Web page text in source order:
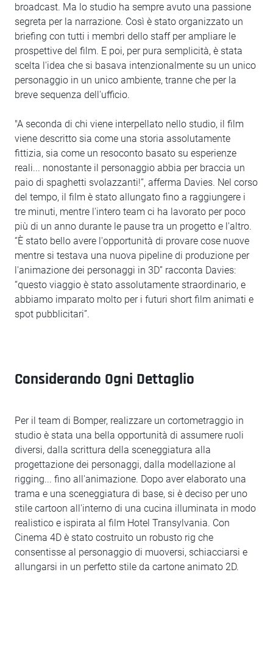
broadcast. Ma lo studio ha sempre avuto una passione
segreta per la narrazione. Così è stato organizzato un
briefing con tutti i membri dello staff per ampliare le
prospettive del film. E poi, per pura semplicità, è stata
scelta l'idea che si basava intenzionalmente su un unico
personaggio in un unico ambiente, tranne che per la
breve sequenza dell'ufficio.
"A seconda di chi viene interpellato nello studio, il film
viene descritto sia come una storia assolutamente
fittizia, sia come un resoconto basato su esperienze
reali... nonostante il personaggio abbia per braccia un
paio di spaghetti svolazzanti!”, afferma Davies. Nel corso
del tempo, il film è stato allungato fino a raggiungere i
tre minuti, mentre l'intero team ci ha lavorato per poco
più di un anno durante le pause tra un progetto e l'altro.
“È stato bello avere l'opportunità di provare cose nuove
mentre si testava una nuova pipeline di produzione per
l'animazione dei personaggi in 3D” racconta Davies:
“questo viaggio è stato assolutamente straordinario, e
abbiamo imparato molto per i futuri short film animati e
spot pubblicitari”.
Considerando Ogni Dettaglio
Per il team di Bomper, realizzare un cortometraggio in
studio è stata una bella opportunità di assumere ruoli
diversi, dalla scrittura della sceneggiatura alla
progettazione dei personaggi, dalla modellazione al
rigging... fino all'animazione. Dopo aver elaborato una
trama e una sceneggiatura di base, si è deciso per uno
stile cartoon all'interno di una cucina illuminata in modo
realistico e ispirata al film Hotel Transylvania. Con
Cinema 4D è stato costruito un robusto rig che
consentisse al personaggio di muoversi, schiacciarsi e
allungarsi in un perfetto stile da cartone animato 2D.